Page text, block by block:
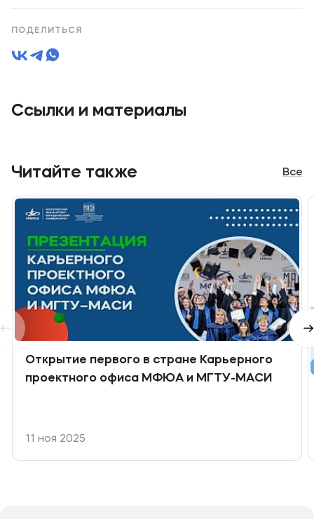
ПОДЕЛИТЬСЯ
Ссылки и материалы
Читайте также Все
Открытие первого в стране Карьерного
проектного офиса МФЮА и МГТУ-МАСИ
11 ноя 2025